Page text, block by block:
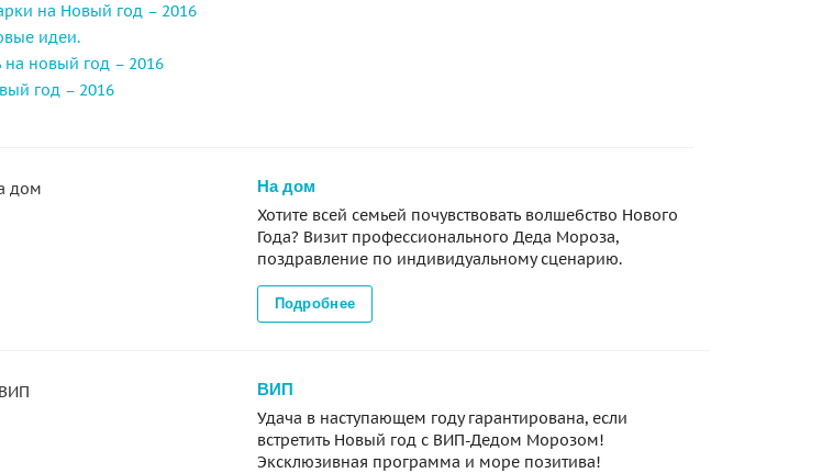
на Новый год – 2016
идеи.
на новый год – 2016
год – 2016
На дом
Хотите всей семьей почувствовать волшебство Нового
Года? Визит профессионального Деда Мороза,
поздравление по индивидуальному сценарию.
Подробнее
ВИП
Удача в наступающем году гарантирована, если
встретить Новый год с ВИП-Дедом Морозом!
Эксклюзивная программа и море позитива!